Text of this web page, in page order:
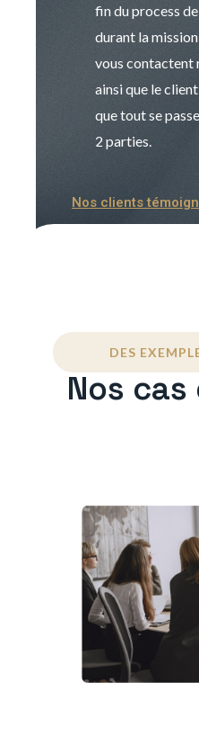
fin du process
durant la
vous contactent
ainsi que le
que tout se
2 parties.
Nos clients
DES
Nos